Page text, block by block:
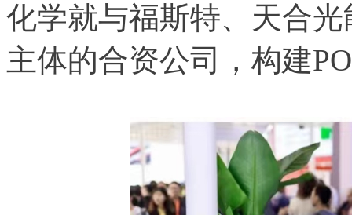
化学就与福斯特、天合
主体的合资公司，构建